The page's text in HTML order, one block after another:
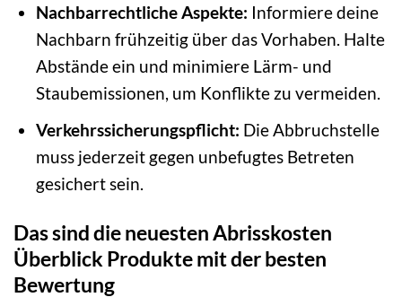
Nachbarrechtliche Aspekte: Informiere deine
Nachbarn frühzeitig über das Vorhaben. Halte
Abstände ein und minimiere Lärm- und
Staubemissionen, um Konflikte zu vermeiden.
Verkehrssicherungspflicht: Die Abbruchstelle
muss jederzeit gegen unbefugtes Betreten
gesichert sein.
Das sind die neuesten Abrisskosten
Überblick Produkte mit der besten
Bewertung